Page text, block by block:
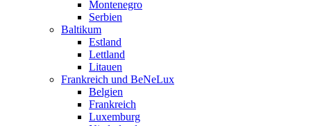
Montenegro
Serbien
Baltikum
Estland
Lettland
Litauen
Frankreich und BeNeLux
Belgien
Frankreich
Luxemburg